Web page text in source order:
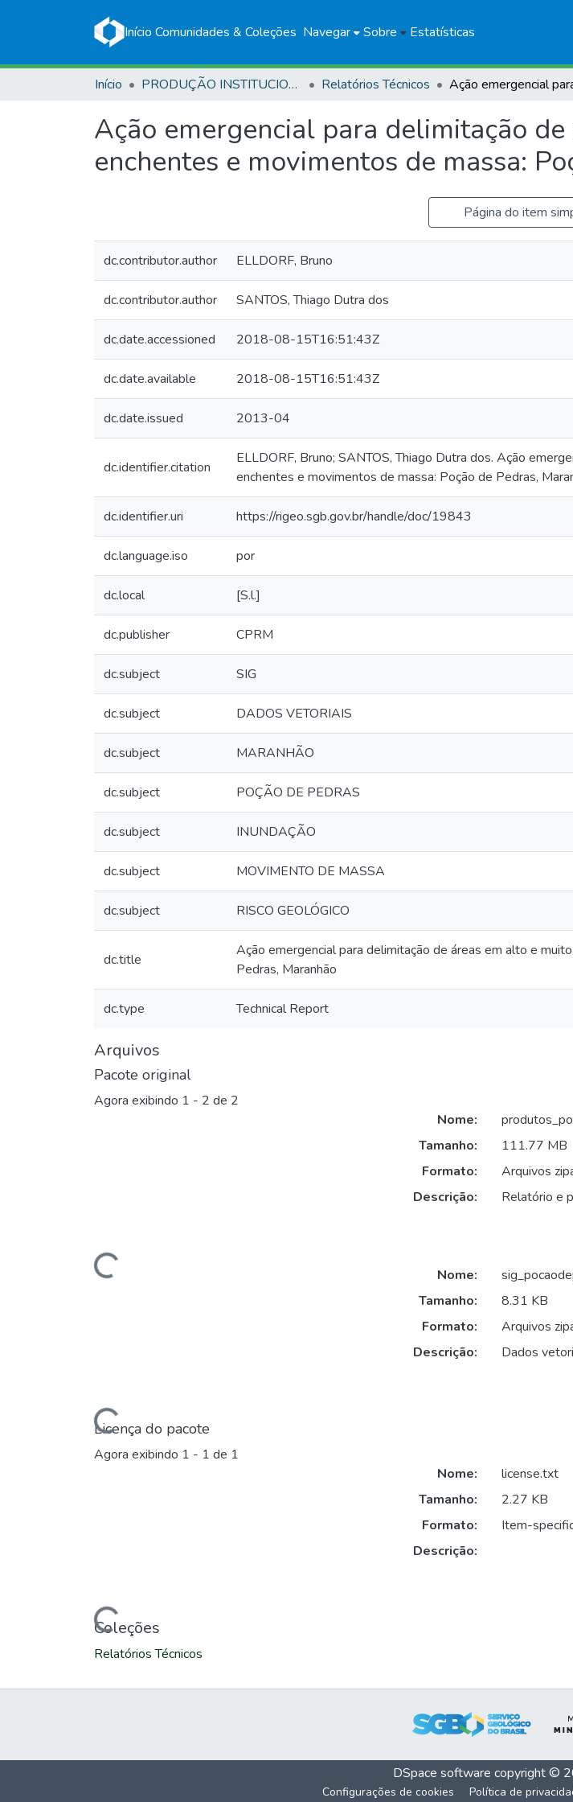
Início Comunidades & Coleções Navegar Sobre Estatísticas
Início PRODUÇÃO INSTITUCIONAL Relatórios Técnicos
Ação emergencial para delimitação
enchentes e movimentos de massa:
Página do item
dc.contributor.author ELLDORF, Bruno
dc.contributor.author SANTOS, Thiago Dutra dos
dc.date.accessioned 2018-08-15T16:51:43Z
dc.date.available 2018-08-15T16:51:43Z
dc.date.issued 2013-04
dc.identifier.citation
ELLDORF, Bruno; SANTOS, Thiago Dutra dos. Ação
enchentes e movimentos de massa: Poção de Pedras,
dc.identifier.uri https://rigeo.sgb.gov.br/handle/doc/19843
dc.language.iso por
dc.local [S.l.]
dc.publisher CPRM
dc.subject SIG
dc.subject DADOS VETORIAIS
dc.subject MARANHÃO
dc.subject POÇÃO DE PEDRAS
dc.subject INUNDAÇÃO
dc.subject MOVIMENTO DE MASSA
dc.subject RISCO GEOLÓGICO
dc.title
Ação emergencial para delimitação de áreas em alto e
Pedras, Maranhão
dc.type Technical Report
Arquivos
Pacote original
Agora exibindo 1 - 2 de 2
Carregando...
Nome:
Tamanho:
111.77 MB
Formato:
Arquivos
Descrição:
Relatório e
Carregando...
Nome:
Tamanho:
8.31 KB
Formato:
Arquivos
Descrição:
Dados
Licença do pacote
Agora exibindo 1 - 1 de 1
Carregando...
Nome:
license.txt
Tamanho:
2.27 KB
Formato:
Item-
Descrição:
Coleções
Relatórios Técnicos
DSpace software copyright ©
Configurações de cookies Política de